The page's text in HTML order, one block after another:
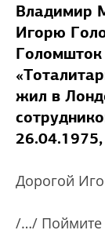
Владимир
Игорю
Голомшток
жил в
Дорогой
/…/ Поймите